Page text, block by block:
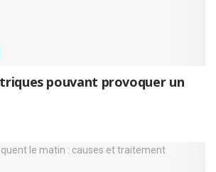
pouvant provoquer un